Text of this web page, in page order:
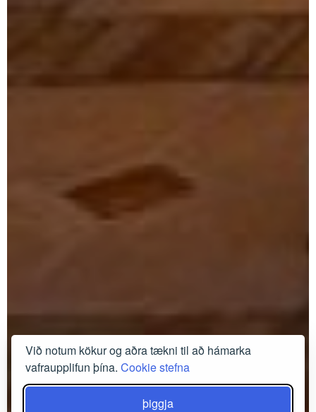
Við notum kökur og aðra tækni til að hámarka
vafraupplifun þína. Cookie stefna
þiggja